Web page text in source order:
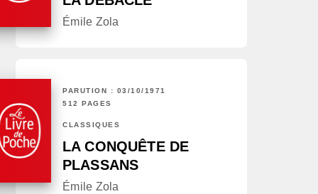
Émile Zola
PARUTION : 03/10/1971
512 PAGES
CLASSIQUES
LA CONQUÊTE DE
PLASSANS
Émile Zola